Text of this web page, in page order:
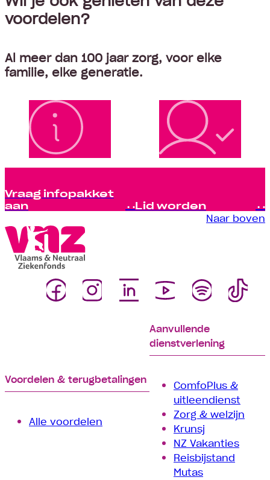
voordelen?
Al meer dan 100 jaar zorg, voor elke
familie, elke generatie.
Vraag infopakket
aan Lid worden
Naar boven
Voordelen & terugbetalingen
Alle voordelen
Aanvullende
dienstverlening
ComfoPlus &
uitleendienst
Zorg & welzijn
Krunsj
NZ Vakanties
Reisbijstand
Mutas